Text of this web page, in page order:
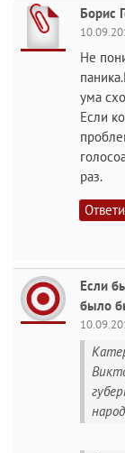
Борис
Не
ума
Если
раз.
Если
было